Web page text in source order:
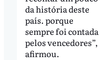
da história deste
país. porque
sempre foi contada
pelos vencedores”,
afirmou.